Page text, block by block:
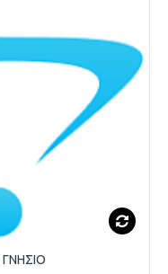
ΓΝΗΣΙΟ